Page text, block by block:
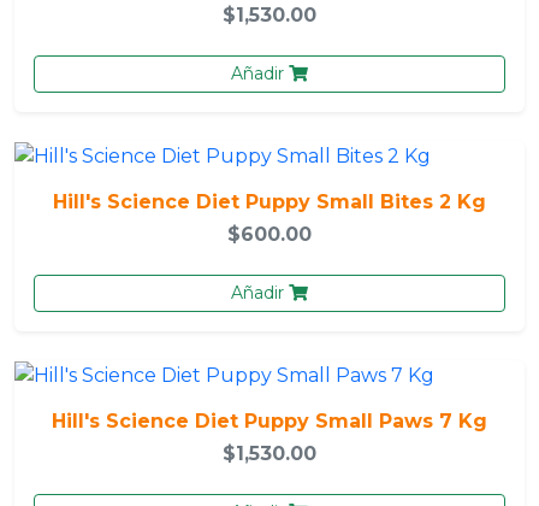
$1,530.00
Añadir
Hill's Science Diet Puppy Small Bites 2 Kg
$600.00
Añadir
Hill's Science Diet Puppy Small Paws 7 Kg
$1,530.00